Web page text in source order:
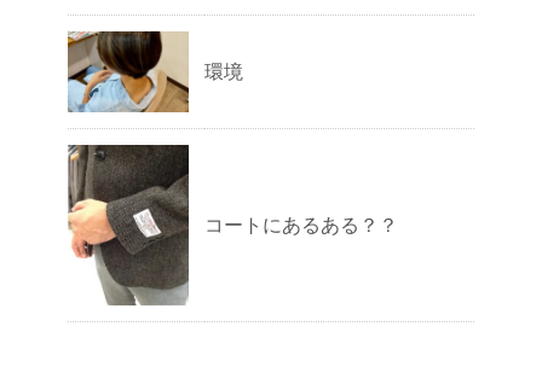
環境
コートにあるある？？